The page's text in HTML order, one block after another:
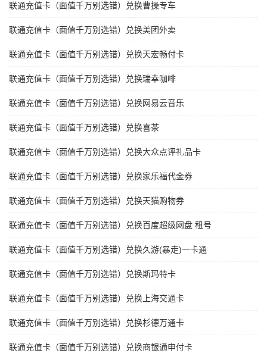
联通充值卡（面值千万别选错）兑换曹操专车
联通充值卡（面值千万别选错）兑换美团外卖
联通充值卡（面值千万别选错）兑换天宏畅付卡
联通充值卡（面值千万别选错）兑换瑞幸咖啡
联通充值卡（面值千万别选错）兑换网易云音乐
联通充值卡（面值千万别选错）兑换喜茶
联通充值卡（面值千万别选错）兑换大众点评礼品卡
联通充值卡（面值千万别选错）兑换家乐福代金券
联通充值卡（面值千万别选错）兑换天猫购物券
联通充值卡（面值千万别选错）兑换百度超级网盘 租号
联通充值卡（面值千万别选错）兑换久游(暴走)一卡通
联通充值卡（面值千万别选错）兑换斯玛特卡
联通充值卡（面值千万别选错）兑换上海交通卡
联通充值卡（面值千万别选错）兑换杉德万通卡
联通充值卡（面值千万别选错）兑换商银通申付卡